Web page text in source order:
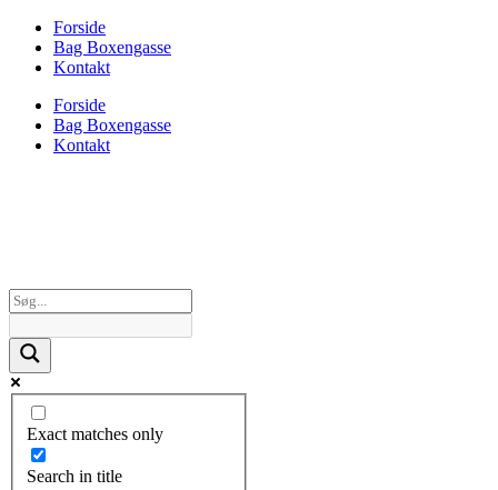
Forside
Bag Boxengasse
Kontakt
Forside
Bag Boxengasse
Kontakt
Exact matches only
Search in title